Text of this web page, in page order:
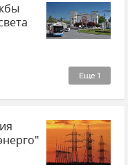
Еще 1